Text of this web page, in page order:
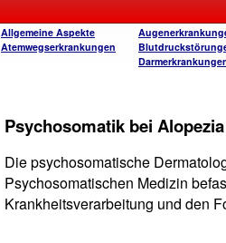
Allgemeine Aspekte
Atemwegserkrankungen
Psychosomatik bei
Die psychosomatische
Psychosomatischen Medizin
Krankheitsverarbeitung und den